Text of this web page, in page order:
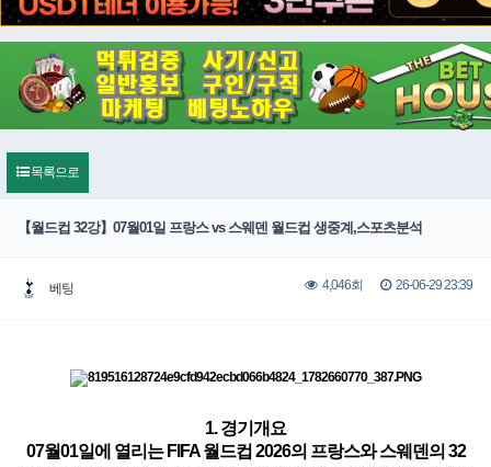
목록으로
【월드컵 32강】07월01일 프랑스 vs 스웨덴 월드컵 생중계,스포츠분석
베팅 4,046회 26-06-29 23:39
1. 경기개요
07월01일에 열리는 FIFA 월드컵 2026의 프랑스와 스웨덴의 32